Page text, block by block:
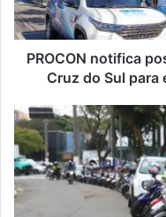
PROCON notifica
Cruz do Sul para